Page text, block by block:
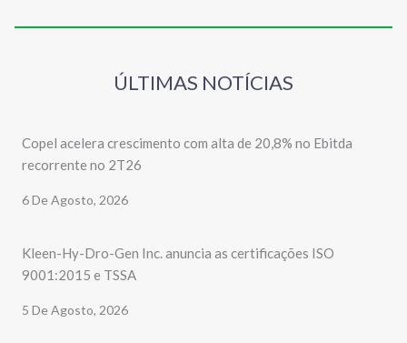
ÚLTIMAS NOTÍCIAS
Copel acelera crescimento com alta de 20,8% no Ebitda
recorrente no 2T26
6 De Agosto, 2026
Kleen-Hy-Dro-Gen Inc. anuncia as certificações ISO
9001:2015 e TSSA
5 De Agosto, 2026